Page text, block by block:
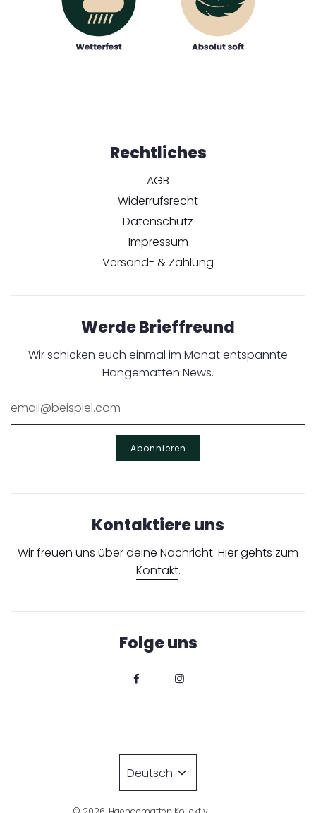
Rechtliches
AGB
Widerrufsrecht
Datenschutz
Impressum
Versand- & Zahlung
Werde Brieffreund
Wir schicken euch einmal im Monat entspannte
Hängematten News.
Kontaktiere uns
Wir freuen uns über deine Nachricht. Hier gehts zum
Kontakt.
Folge uns
Deutsch